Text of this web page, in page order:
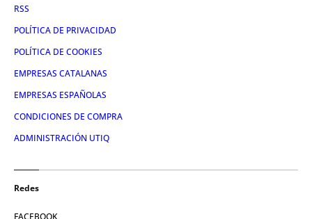
RSS
POLÍTICA DE PRIVACIDAD
POLÍTICA DE COOKIES
EMPRESAS CATALANAS
EMPRESAS ESPAÑOLAS
CONDICIONES DE COMPRA
ADMINISTRACIÓN UTIQ
Redes
FACEBOOK